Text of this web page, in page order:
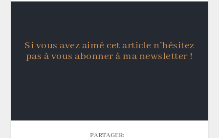
Si vous avez aimé cet article n’hésitez
pas à vous abonner à ma newsletter !
PARTAGER: